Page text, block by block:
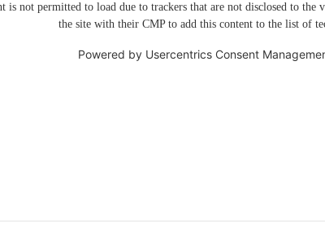
is not permitted to load due to trackers that are not disclosed to the
the site with their CMP to add this content to the list of
Powered by Usercentrics Consent